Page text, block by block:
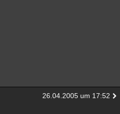
26.04.2005 um 17:52